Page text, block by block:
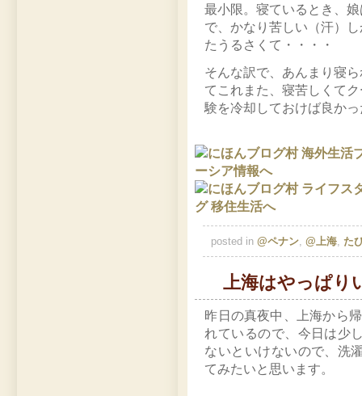
最小限。寝ているとき、
で、かなり苦しい（汗）
たうるさくて・・・・
そんな訳で、あんまり寝
てこれまた、寝苦しくて
験を冷却しておけば良か
posted in @ペナン, @上海, た
上海はやっぱり
昨日の真夜中、上海から
れているので、今日は少
ないといけないので、洗
てみたいと思います。